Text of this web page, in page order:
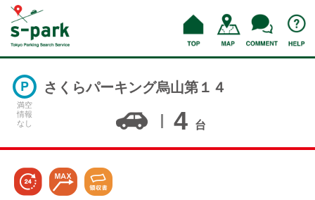
満空
情報
なし
さくらパーキング烏山第１４
4 台